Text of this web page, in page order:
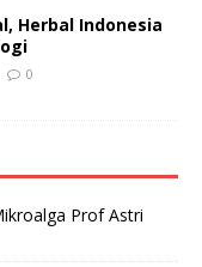
Herbal Indonesia
0
Prof Astri